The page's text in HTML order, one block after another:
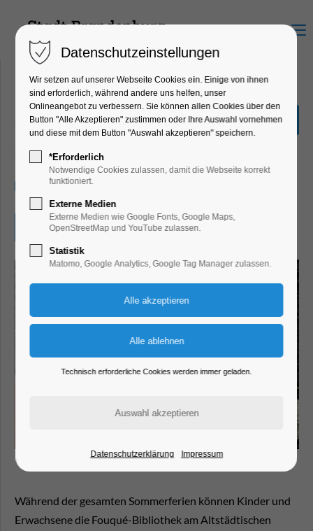
Menu
„Finde den Römerschatz“
Bildung, Vortrag, Ferienkalender, Kinder,
Jugend, Mitmach-Aktion
20.07.2026, 10:00–17:00
Eintritt frei
Während der gesamten Sommerferien können Kinder und
Erwachsene die Fouqué-Bibliothek am Altstädtischen
Datenschutzeinstellungen
Wir setzen auf unserer Webseite Cookies ein. Einige von ihnen
sind erforderlich, während andere uns helfen, unser
Onlineangebot zu verbessern. Sie können allen Cookies über den
Button "Alle Akzeptieren" zustimmen oder Ihre Auswahl vornehmen
und diese mit dem Button "Auswahl akzeptieren" speichern.
*Erforderlich
Notwendige Cookies zulassen, damit die Webseite korrekt
funktioniert.
Externe Medien
Externe Medien wie Google Fonts, Google Maps,
OpenStreetMap und YouTube zulassen.
Statistik
Matomo, Google Analytics, Google Tag Manager zulassen.
Technisch erforderliche Cookies werden immer geladen.
Datenschutzerklärung Impressum